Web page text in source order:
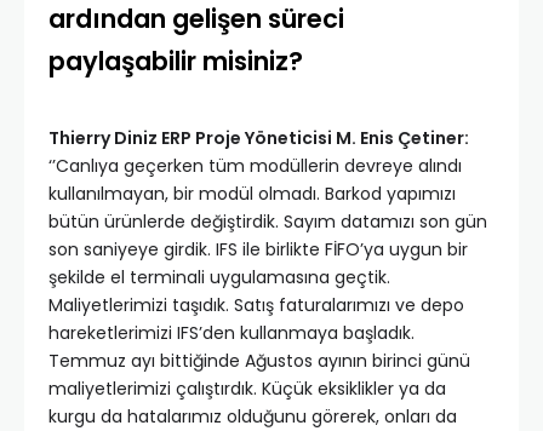
ardından gelişen süreci
paylaşabilir misiniz?
Thierry Diniz ERP Proje Yöneticisi M. Enis Çetiner:
‘’Canlıya geçerken tüm modüllerin devreye alındı
kullanılmayan, bir modül olmadı. Barkod yapımızı
bütün ürünlerde değiştirdik. Sayım datamızı son gün
son saniyeye girdik. IFS ile birlikte FİFO’ya uygun bir
şekilde el terminali uygulamasına geçtik.
Maliyetlerimizi taşıdık. Satış faturalarımızı ve depo
hareketlerimizi IFS’den kullanmaya başladık.
Temmuz ayı bittiğinde Ağustos ayının birinci günü
maliyetlerimizi çalıştırdık. Küçük eksiklikler ya da
kurgu da hatalarımız olduğunu görerek, onları da